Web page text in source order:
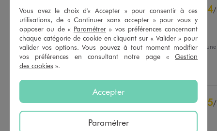
4.7/ 5
Basé sur80 avis soumis à un
contrôle
59
4étoiles
17
3étoiles
4
0
4/
Avis vérifié et récompensé
Très bien
Avis du05/08/2026 , suite à
23/07/2026
Laurent M.
5/
Avis vérifié
Vous avez le choix d'« Accepter » pour consentir à ces
utilisations, de « Continuer sans accepter » pour vous y
opposer ou de « Paramétrer » vos préférences concernant
chaque catégorie de cookie en cliquant sur « Valider » pour
valider vos options. Vous pouvez à tout moment modifier
vos préférences en consultant notre page « Gestion
des cookies ».
Accepter
Paramétrer